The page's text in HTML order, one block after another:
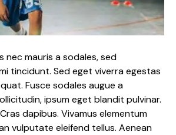
tincidunt. Sed eget viverra egestas
Fusce sodales augue a
ipsum eget blandit pulvinar.
dapibus. Vivamus elementum
vulputate eleifend tellus. Aenean